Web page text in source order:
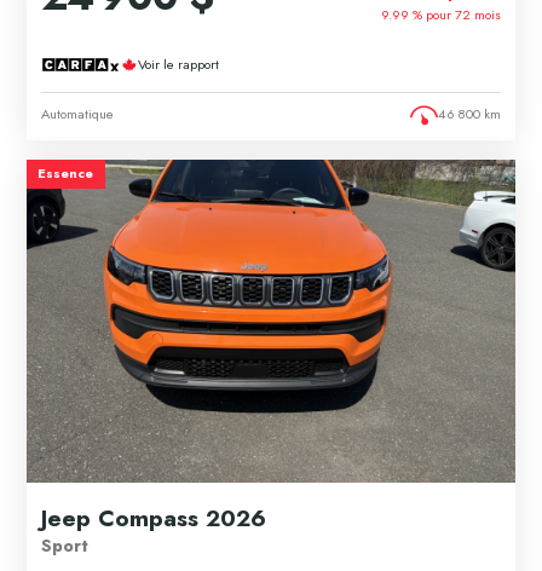
9.99 % pour72 mois
Voir le rapport
Automatique 46 800 km
Essence
Jeep Compass 2026
Sport